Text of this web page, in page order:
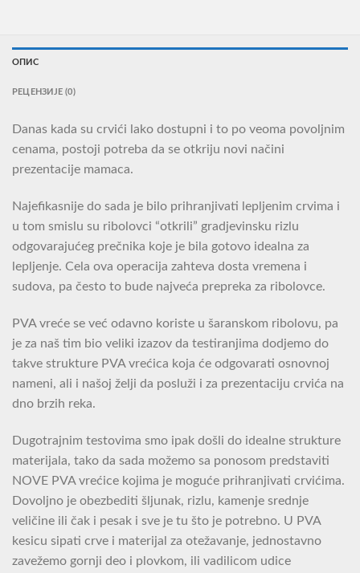
ОПИС
РЕЦЕНЗИЈЕ (0)
Danas kada su crvići lako dostupni i to po veoma povoljnim
cenama, postoji potreba da se otkriju novi načini
prezentacije mamaca.
Najefikasnije do sada je bilo prihranjivati lepljenim crvima i
u tom smislu su ribolovci “otkrili” gradjevinsku rizlu
odgovarajućeg prečnika koje je bila gotovo idealna za
lepljenje. Cela ova operacija zahteva dosta vremena i
sudova, pa često to bude najveća prepreka za ribolovce.
PVA vreće se već odavno koriste u šaranskom ribolovu, pa
je za naš tim bio veliki izazov da testiranjima dodjemo do
takve strukture PVA vrećica koja će odgovarati osnovnoj
nameni, ali i našoj želji da posluži i za prezentaciju crvića na
dno brzih reka.
Dugotrajnim testovima smo ipak došli do idealne strukture
materijala, tako da sada možemo sa ponosom predstaviti
NOVE PVA vrećice kojima je moguće prihranjivati crvićima.
Dovoljno je obezbediti šljunak, rizlu, kamenje srednje
veličine ili čak i pesak i sve je tu što je potrebno. U PVA
kesicu sipati crve i materijal za otežavanje, jednostavno
zavežemo gornji deo i plovkom, ili vadilicom udice